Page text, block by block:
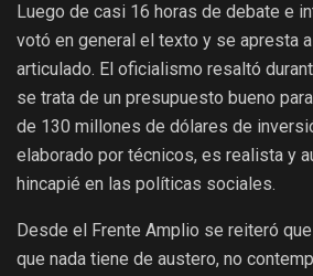
Luego de casi 16 horas de debate e
votó en general el texto y se apresta
articulado. El oficialismo resaltó
se trata de un presupuesto bueno
de 130 millones de dólares de
elaborado por técnicos, es realista y
hincapié en las políticas sociales.
Desde el Frente Amplio se reiteró
que nada tiene de austero, no